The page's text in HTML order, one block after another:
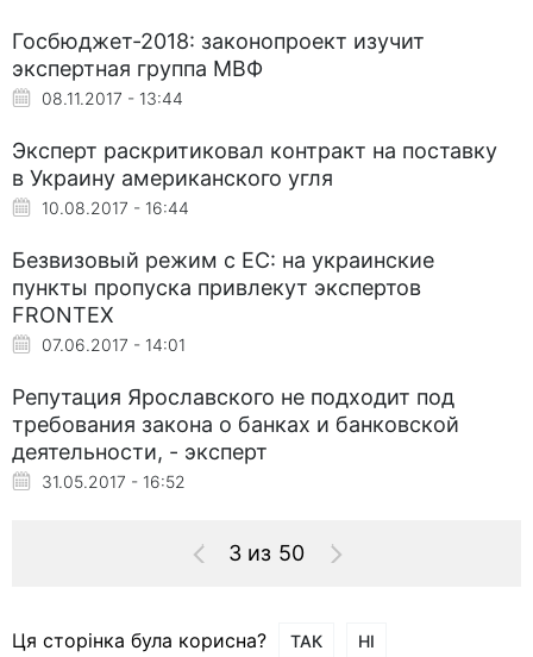
Госбюджет-2018: законопроект изучит
экспертная группа МВФ
08.11.2017 - 13:44
Эксперт раскритиковал контракт на поставку
в Украину американского угля
10.08.2017 - 16:44
Безвизовый режим с ЕС: на украинские
пункты пропуска привлекут экспертов
FRONTEX
07.06.2017 - 14:01
Репутация Ярославского не подходит под
требования закона о банках и банковской
деятельности, - эксперт
31.05.2017 - 16:52
3 из 50
Ця сторінка була корисна? ТАК НІ